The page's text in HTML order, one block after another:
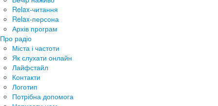
Relax-читання
Relax-персона
Архів програм
Про радіо
Міста і частоти
Як слухати онлайн
Лайфстайл
Контакти
Логотип
Потрібна допомога